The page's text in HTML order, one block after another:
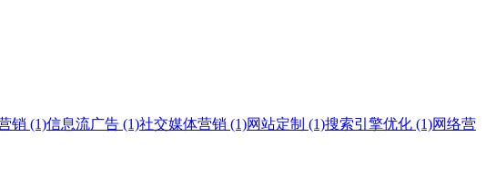
销 (1)信息流广告 (1)社交媒体营销 (1)网站定制 (1)搜索引擎优化 (1)网络营